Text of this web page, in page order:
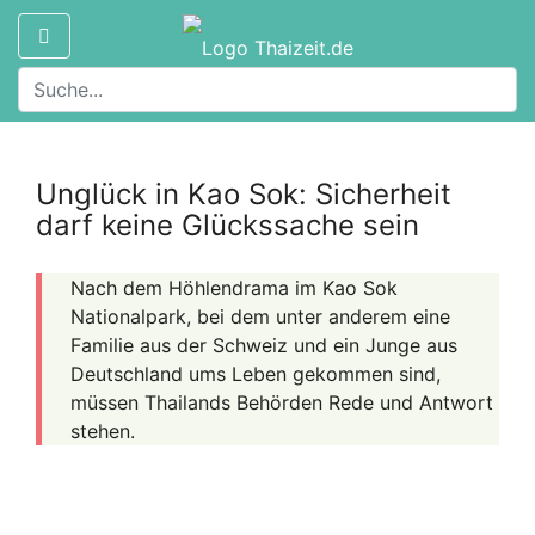
Unglück in Kao Sok: Sicherheit
darf keine Glückssache sein
Nach dem Höhlendrama im Kao Sok
Nationalpark, bei dem unter anderem eine
Familie aus der Schweiz und ein Junge aus
Deutschland ums Leben gekommen sind,
müssen Thailands Behörden Rede und Antwort
stehen.